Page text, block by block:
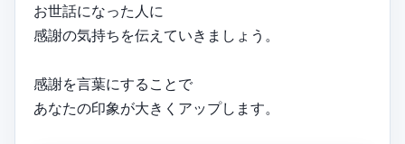
お世話になった人に
感謝の気持ちを伝えていきましょう。
感謝を言葉にすることで
あなたの印象が大きくアップします。